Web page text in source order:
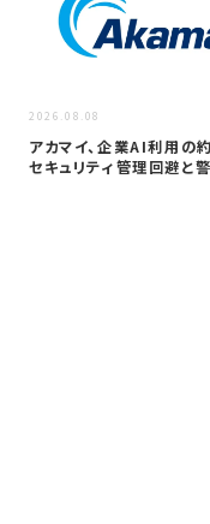
2026.08.08
アカマイ、企業AI利用の
セキュリティ管理回避と